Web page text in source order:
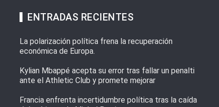
ENTRADAS RECIENTES
La polarización política frena la recuperación
económica de Europa.
Kylian Mbappé acepta su error tras fallar un penalti
ante el Athletic Club y promete mejorar
Francia enfrenta incertidumbre política tras la caída